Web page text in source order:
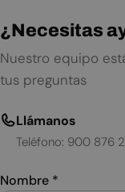
¿Necesitas
Nuestro equipo
tus preguntas
Llámanos
Teléfono: 900 876
Nombre *